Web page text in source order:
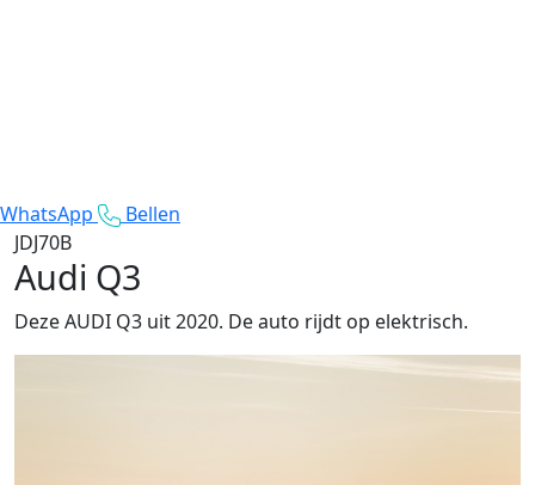
WhatsApp
Bellen
JDJ70B
Audi Q3
Deze AUDI Q3 uit 2020. De auto rijdt op elektrisch.